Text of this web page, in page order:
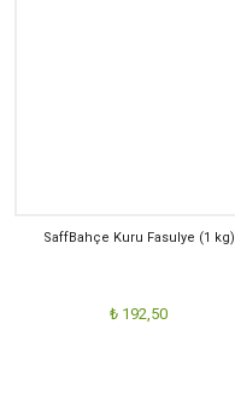
SaffBahçe Kuru Fasulye (1 kg)
₺ 192,50